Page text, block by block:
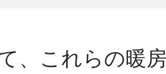
、これらの暖